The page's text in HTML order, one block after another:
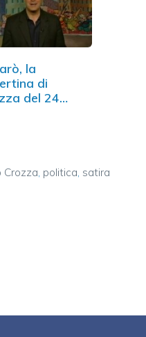
la
di
del 24
Crozza, politica, satira